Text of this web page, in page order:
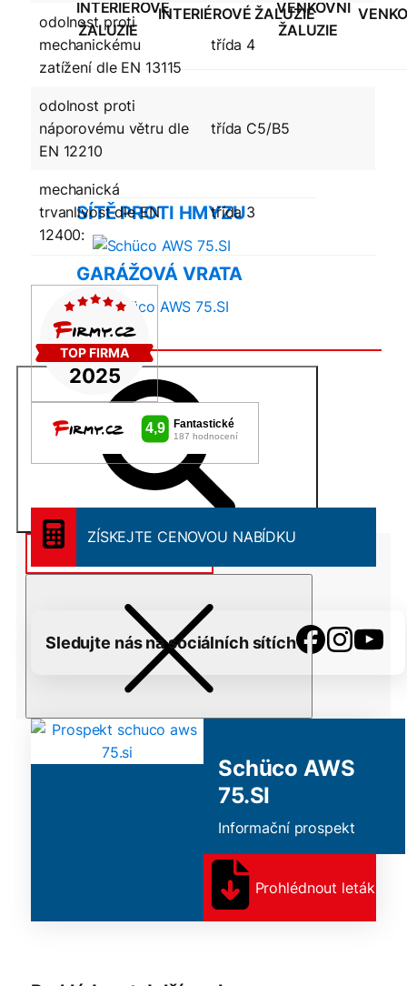
INTERIÉROVÉ ŽALUZIE
SÍTĚ PROTI HMYZU
GARÁŽOVÁ VRATA
Search
for
odolnost proti
mechanickému
zatížení dle EN 13115
třída 4
odolnost proti
náporovému větru dle
EN 12210
třída C5/B5
mechanická
trvanlivost dle EN
12400:
třída 3
ZÍSKEJTE CENOVOU NABÍDKU
Sledujte nás na sociálních sítích
Schüco AWS
75.SI
Informační prospekt
Prohlédnout leták